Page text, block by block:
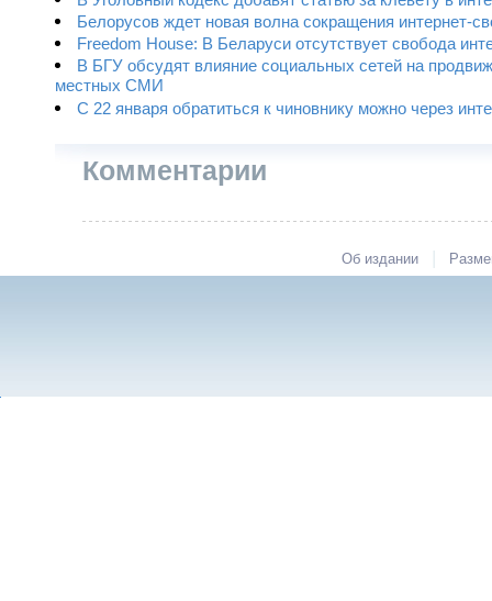
Белорусов ждет новая волна сокращения интернет-
Freedom House: В Беларуси отсутствует свобода
В БГУ обсудят влияние социальных сетей на
местных СМИ
С 22 января обратиться к чиновнику можно через
Комментарии
Об издании |